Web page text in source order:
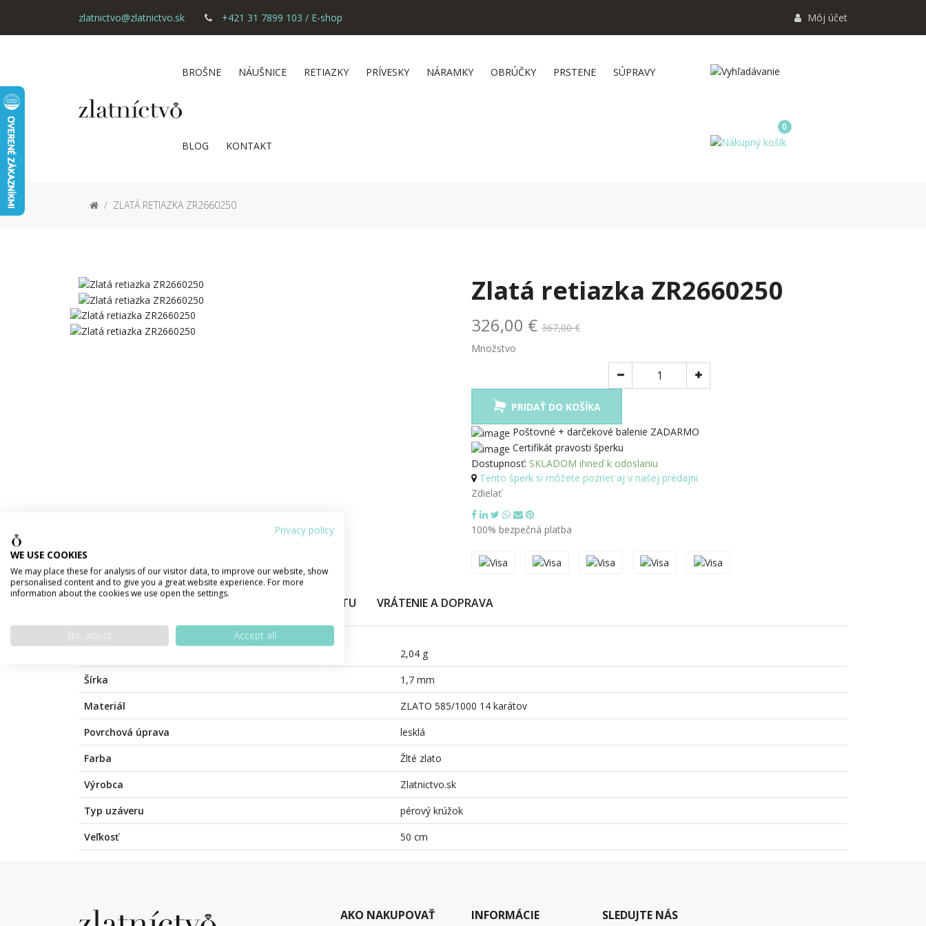
zlatnictvo@zlatnictvo.sk +421 31 7899 103 / E-shop Môj účet
BROŠNE NÁUŠNICE RETIAZKY PRÍVESKY NÁRAMKY OBRÚČKY PRSTENE SÚPRAVY
BLOG KONTAKT
0
ZLATÁ RETIAZKA ZR2660250
Zlatá retiazka ZR2660250
326,00 € 367,00 €
Množstvo
PRIDAŤ DO KOŠÍKA
Poštovné + darčekové balenie ZADARMO
Certifikát pravosti šperku
Dostupnosť: SKLADOM ihneď k odoslaniu
Tento šperk si môžete pozrieť aj v našej predajni
Zdielať
100% bezpečná platba
PODROBNOSTI O PRODUKTE POPIS PRODUKTU VRÁTENIE A DOPRAVA
2,04 g
Šírka
1,7 mm
Materiál
ZLATO 585/1000 14 karátov
Povrchová úprava
lesklá
Farba
Žlté zlato
Výrobca
Zlatnictvo.sk
Typ uzáveru
pérový krúžok
Veľkosť
50 cm
AKO NAKUPOVAŤ INFORMÁCIE SLEDUJTE NÁS
Privacy policy
WE USE COOKIES
We may place these for analysis of our visitor data, to improve our website, show
personalised content and to give you a great website experience. For more
information about the cookies we use open the settings.
No, adjust Accept all